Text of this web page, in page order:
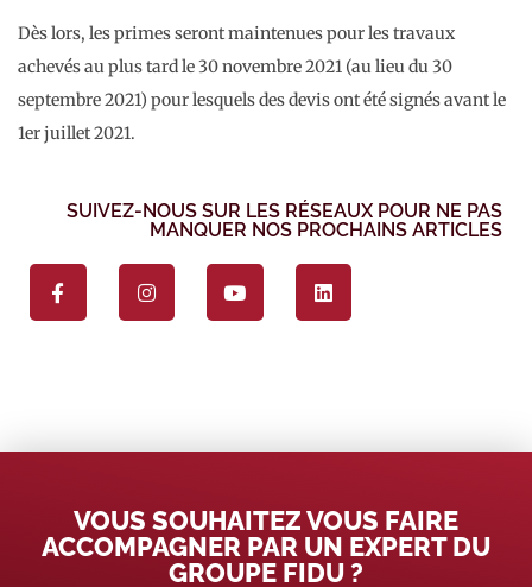
Dès lors, les primes seront maintenues pour les travaux
achevés au plus tard le 30 novembre 2021 (au lieu du 30
septembre 2021) pour lesquels des devis ont été signés avant le
1er juillet 2021.
SUIVEZ-NOUS SUR LES RÉSEAUX POUR NE PAS
MANQUER NOS PROCHAINS ARTICLES
VOUS SOUHAITEZ VOUS FAIRE
ACCOMPAGNER PAR UN EXPERT DU
GROUPE FIDU ?